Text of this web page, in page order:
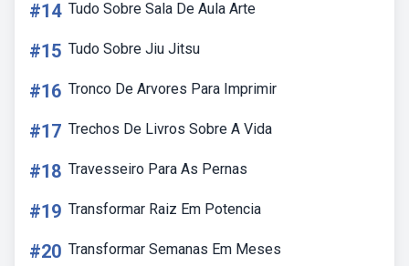
#14 Tudo Sobre Sala De Aula Arte
#15 Tudo Sobre Jiu Jitsu
#16 Tronco De Arvores Para Imprimir
#17 Trechos De Livros Sobre A Vida
#18 Travesseiro Para As Pernas
#19 Transformar Raiz Em Potencia
#20 Transformar Semanas Em Meses